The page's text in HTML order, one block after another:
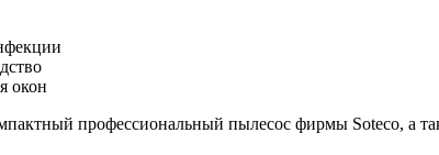
окон
профессиональный пылесос фирмы Soteco, а